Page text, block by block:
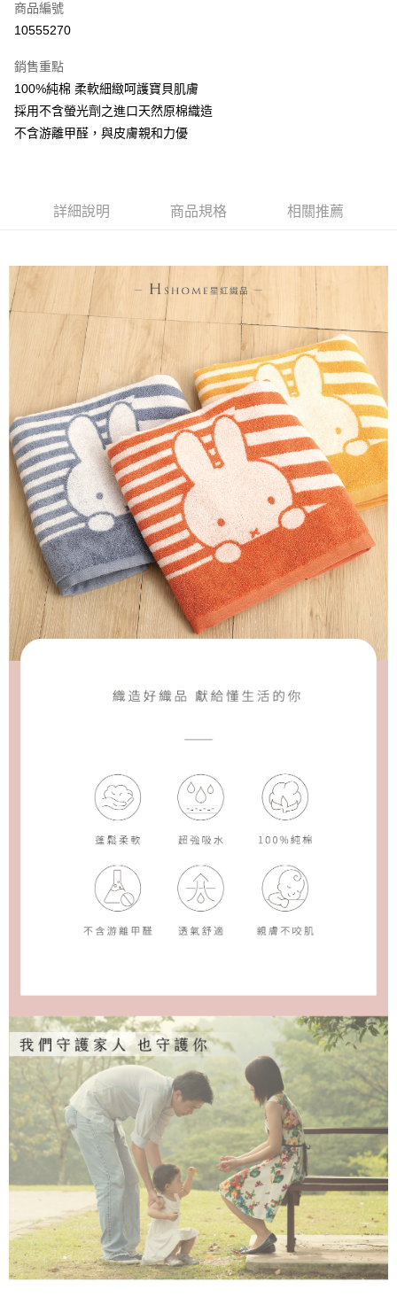
超商取貨付款
ATM付款
運送方式
7-11取貨付款
宅配
每筆NT$120，滿NT$999(含以上)免運費
商品編號
10555270
銷售重點
100%純棉 柔軟細緻呵護寶貝肌膚
採用不含螢光劑之進口天然原棉織造
不含游離甲醛，與皮膚親和力優
詳細說明 商品規格 相關推薦